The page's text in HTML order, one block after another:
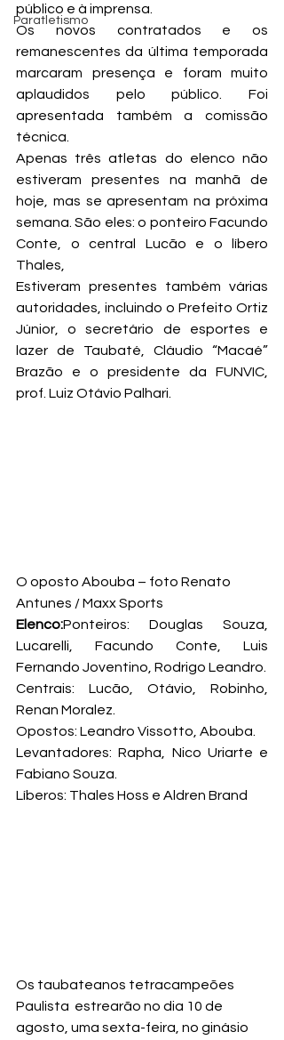
Paratletismo
público e à imprensa.
Os novos contratados e os
remanescentes da última temporada
marcaram presença e foram muito
aplaudidos pelo público. Foi
apresentada também a comissão
técnica.
Apenas três atletas do elenco não
estiveram presentes na manhã de
hoje, mas se apresentam na próxima
semana. São eles: o ponteiro Facundo
Conte, o central Lucão e o líbero
Thales,
Estiveram presentes também várias
autoridades, incluindo o Prefeito Ortiz
Júnior, o secretário de esportes e
lazer de Taubaté, Cláudio “Macaé”
Brazão e o presidente da FUNVIC,
prof. Luiz Otávio Palhari.
O oposto Abouba – foto Renato
Antunes / Maxx Sports
Elenco:Ponteiros: Douglas Souza,
Lucarelli, Facundo Conte, Luis
Fernando Joventino, Rodrigo Leandro.
Centrais: Lucão, Otávio, Robinho,
Renan Moralez.
Opostos: Leandro Vissotto, Abouba.
Levantadores: Rapha, Nico Uriarte e
Fabiano Souza.
Líberos: Thales Hoss e Aldren Brand
Os taubateanos tetracampeões
Paulista  estrearão no dia 10 de
agosto, uma sexta-feira, no ginásio